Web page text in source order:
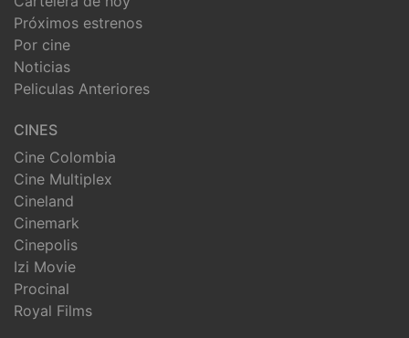
Próximos estrenos
Por cine
Noticias
Peliculas Anteriores
CINES
Cine Colombia
Cine Multiplex
Cineland
Cinemark
Cinepolis
Izi Movie
Procinal
Royal Films